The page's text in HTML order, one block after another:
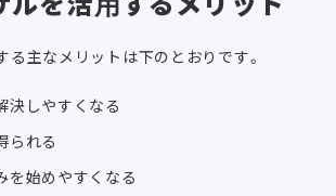
る主なメリットは下のとおりです。
決しやすくなる
られる
を始めやすくなる